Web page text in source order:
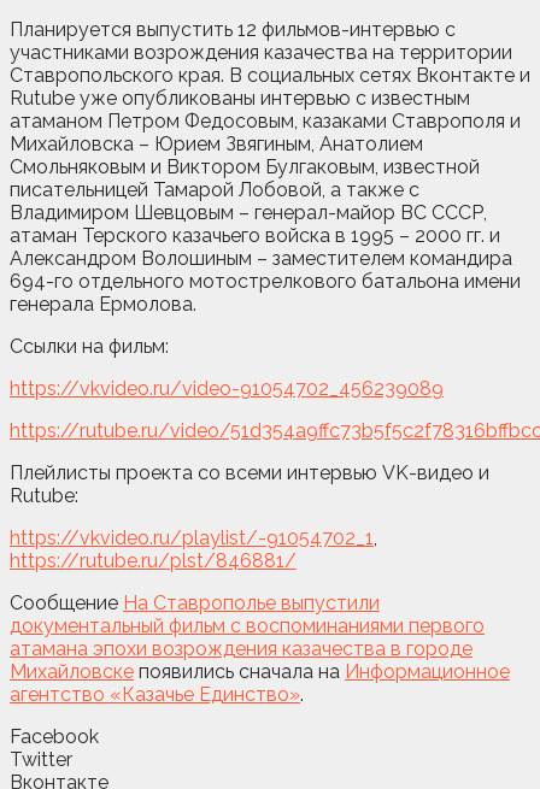
Планируется выпустить 12 фильмов-интервью с
участниками возрождения казачества на территории
Ставропольского края. В социальных сетях Вконтакте и
Rutube уже опубликованы интервью с известным
атаманом Петром Федосовым, казаками Ставрополя и
Михайловска – Юрием Звягиным, Анатолием
Смольняковым и Виктором Булгаковым, известной
писательницей Тамарой Лобовой, а также с
Владимиром Шевцовым – генерал-майор ВС СССР,
атаман Терского казачьего войска в 1995 – 2000 гг. и
Александром Волошиным – заместителем командира
694-го отдельного мотострелкового батальона имени
генерала Ермолова.
Ссылки на фильм:
https://vkvideo.ru/video-91054702_456239089
https://rutube.ru/video/
Плейлисты проекта со всеми интервью VK-видео и
Rutube:
https://vkvideo.ru/playlist/-91054702_1,
https://rutube.ru/plst/846881/
Сообщение На Ставрополье выпустили
документальный фильм с воспоминаниями первого
атамана эпохи возрождения казачества в городе
Михайловске появились сначала на Информационное
агентство «Казачье Единство».
Facebook
Twitter
Вконтакте